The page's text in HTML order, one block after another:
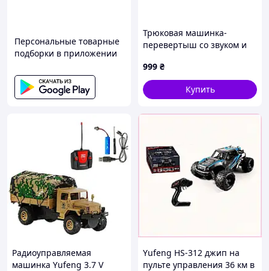
Персональные товарные
подборки в приложении
Трюковая машинка-
перевертыш со звуком и
87HE23T526
999 ₴
Купить
Радиоуправляемая
машинка Yufeng 3.7 V
Yufeng HS-312 джип на
пульте управления 36 км в